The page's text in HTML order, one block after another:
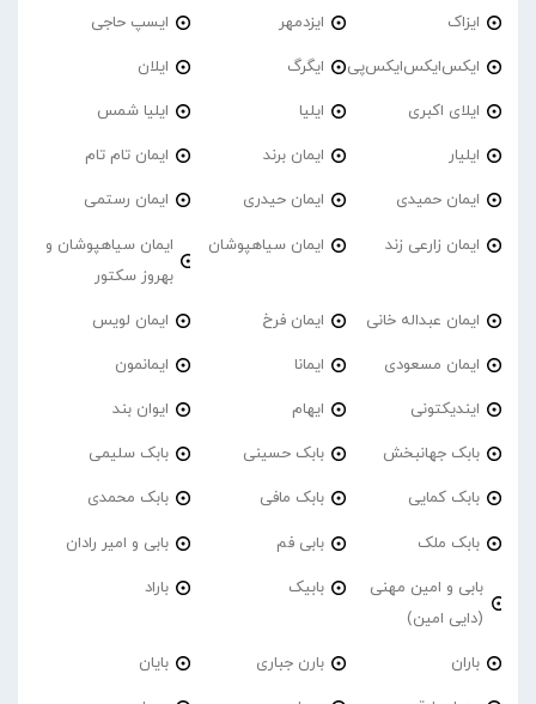
ایزاک ایزدمهر ایسپ حاجی
ایکس‌ایکس‌ایکس‌پی ایگرگ ایلان
ایلای اکبری ایلیا ایلیا شمس
ایلیار ایمان برند ایمان تام تام
ایمان حمیدی ایمان حیدری ایمان رستمی
ایمان زارعی زند ایمان سیاهپوشان
ایمان سیاهپوشان و
بهروز سکتور
ایمان عبداله خانی ایمان فرخ ایمان لویس
ایمان مسعودی ایمانا ایمانمون
ایندیکتونی ایهام ایوان بند
بابک جهانبخش بابک حسینی بابک سلیمی
بابک کمایی بابک مافی بابک محمدی
بابک ملک بابی فم بابی و امیر رادان
بابی و امین مهنی
(دایی امین)
بابیک باراد
باران بارن جباری بایان